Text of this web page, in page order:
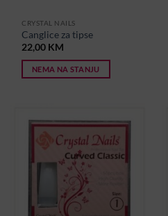
CRYSTAL NAILS
Canglice za tipse
22,00 KM
NEMA NA STANJU